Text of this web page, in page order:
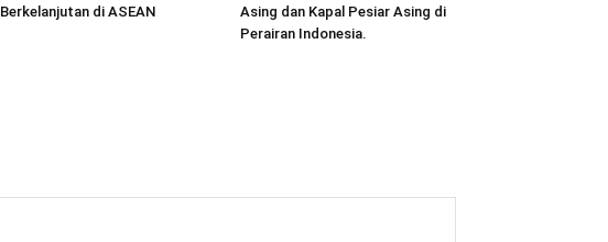
Berkelanjutan di ASEAN
Asing dan Kapal Pesiar Asing di
Perairan Indonesia.